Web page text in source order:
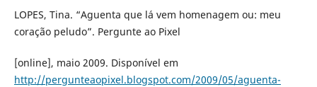
LOPES, Tina. “Aguenta que lá vem homenagem ou: meu
coração peludo”. Pergunte ao Pixel
[online], maio 2009. Disponível em
http://pergunteaopixel.blogspot.com/2009/05/aguenta-